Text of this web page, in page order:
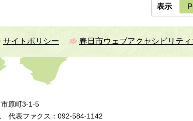
表示
サイトポリシー 春日市ウェブアクセシビリテ
原町3-1-5
代表ファクス：092-584-1142